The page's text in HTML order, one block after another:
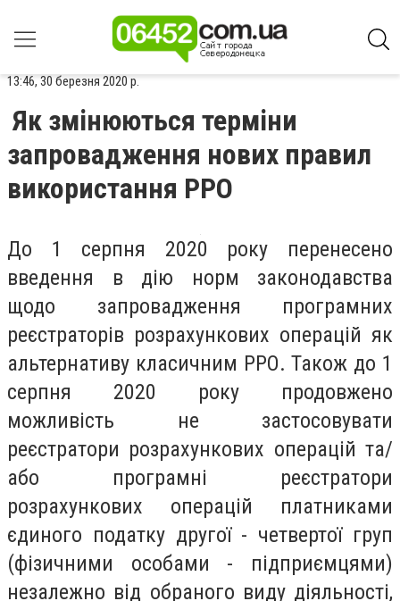
13:46, 30 березня 2020 р.
Як змінюються терміни
запровадження нових правил
використання РРО
До 1 серпня 2020 року перенесено
введення в дію норм законодавства
щодо запровадження програмних
реєстраторів розрахункових операцій як
альтернативу класичним РРО. Також до 1
серпня 2020 року продовжено
можливість не застосовувати
реєстратори розрахункових операцій та/
або програмні реєстратори
розрахункових операцій платниками
єдиного податку другої - четвертої груп
(фізичними особами - підприємцями)
незалежно від обраного виду діяльності,